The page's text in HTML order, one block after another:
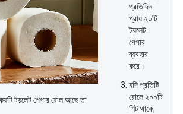
টয়লেট পেপার রোল আছে তা
প্রতিদিন
প্রায় ২০টি
টয়লেট
পেপার
ব্যবহার
করে।
যদি প্রতিটি
রোলে ২০০টি
শিট থাকে,